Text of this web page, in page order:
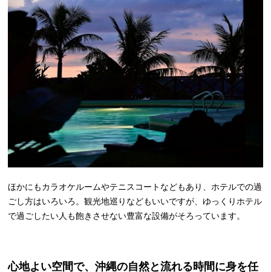
ほかにもカラオケルームやテニスコートなどもあり、ホテルでの過
ごし方はいろいろ。観光地巡りなどもいいですが、ゆっくりホテル
で過ごしたい人も飽きさせない豊富な設備がそろっています。
心地よい空間で、沖縄の自然と流れる時間に身を任